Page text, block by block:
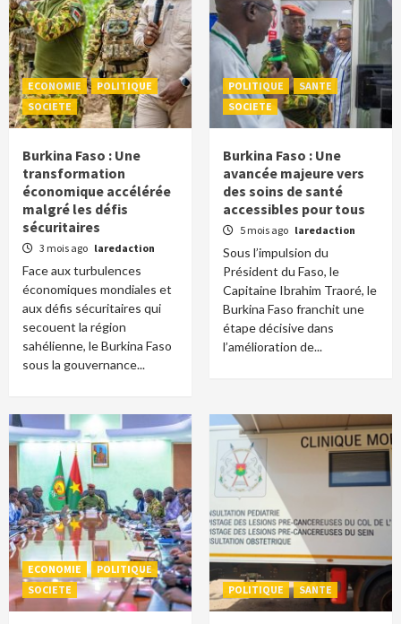
ECONOMIE
POLITIQUE
SOCIETE
Burkina Faso : Une
transformation
économique accélérée
malgré les défis
sécuritaires
3 mois ago laredaction
Face aux turbulences
économiques mondiales et
aux défis sécuritaires qui
secouent la région
sahélienne, le Burkina Faso
sous la gouvernance...
POLITIQUE
SANTE
SOCIETE
Burkina Faso : Une
avancée majeure vers
des soins de santé
accessibles pour tous
5 mois ago laredaction
Sous l’impulsion du
Président du Faso, le
Capitaine Ibrahim Traoré, le
Burkina Faso franchit une
étape décisive dans
l’amélioration de...
ECONOMIE
POLITIQUE
SOCIETE
POLITIQUE SANTE